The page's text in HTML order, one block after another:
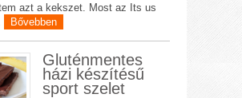
azt a kekszet. Most az Its us
Bővebben
Gluténmentes
házi készítésű
sport szelet